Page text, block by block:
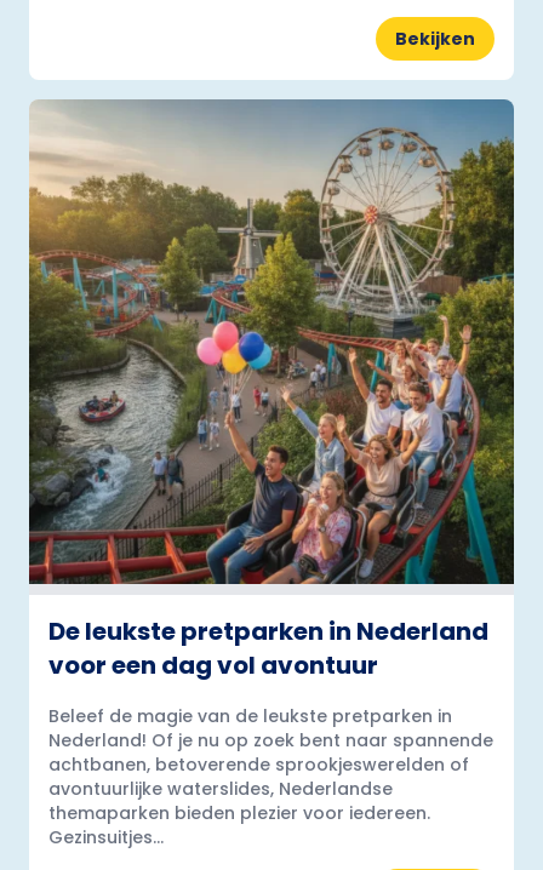
Bekijken
De leukste pretparken in Nederland
voor een dag vol avontuur
Beleef de magie van de leukste pretparken in
Nederland! Of je nu op zoek bent naar spannende
achtbanen, betoverende sprookjeswerelden of
avontuurlijke waterslides, Nederlandse
themaparken bieden plezier voor iedereen.
Gezinsuitjes...